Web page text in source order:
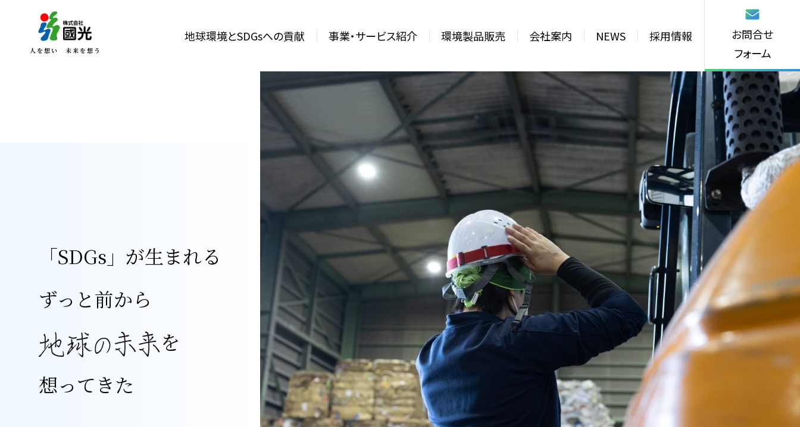
地球環境とSDGsへの貢献 事業・サービス紹介 環境製品販売 会社案内 NEWS 採用情報
お問合せ
フォーム
「SDGs」が生まれる
ずっと前から
を
想ってきた